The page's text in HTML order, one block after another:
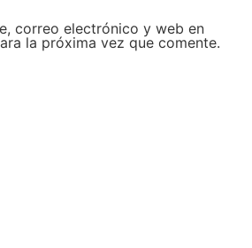
correo electrónico y web en
la próxima vez que comente.